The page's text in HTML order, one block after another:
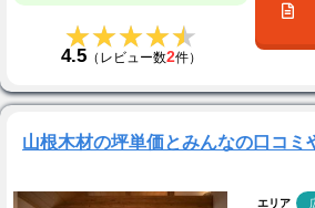
★★★★★
★★★★★
4.5（レビュー数2件）
山根木材の坪単価とみんなの口コミ
エリア